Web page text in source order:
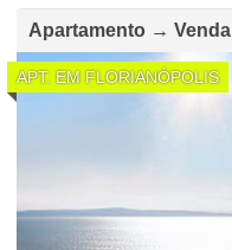
Apartamento → Venda
APT. EM FLORIANÓPOLIS